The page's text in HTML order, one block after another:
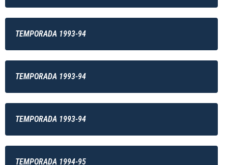
TEMPORADA 1993-94
TEMPORADA 1993-94
TEMPORADA 1993-94
TEMPORADA 1994-95